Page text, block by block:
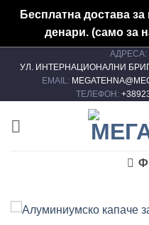
Бесплатна достава
денари. (само за
АДРЕСА:
УЛ. ИНТЕРНАЦИОНАЛНИ
EMAIL:
ТЕЛЕФОН: